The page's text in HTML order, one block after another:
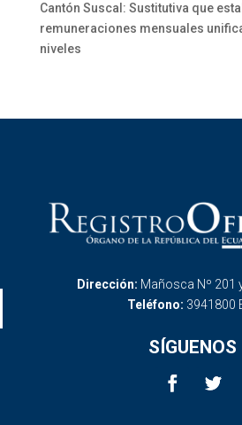
Cantón Suscal: Sustitutiva que
remuneraciones mensuales
niveles
Dirección: Mañosca Nº 201
Teléfono: 3941800
SÍGUENOS